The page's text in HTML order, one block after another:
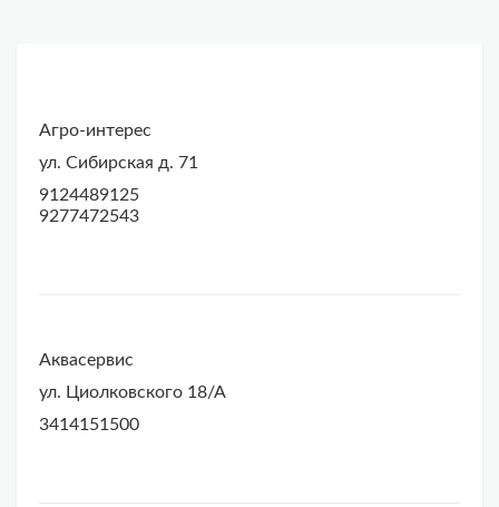
Агро-интерес
ул. Сибирская д. 71
9124489125
9277472543
Аквасервис
ул. Циолковского 18/А
3414151500